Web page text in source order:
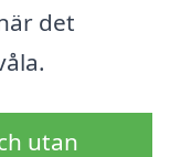
det
utan